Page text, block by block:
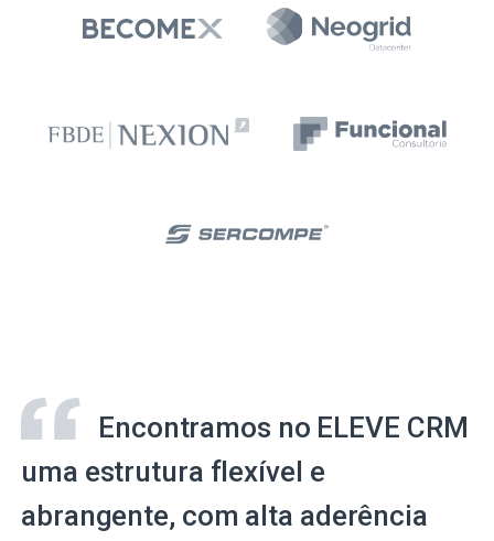
Encontramos no ELEVE CRM
uma estrutura flexível e
abrangente, com alta aderência